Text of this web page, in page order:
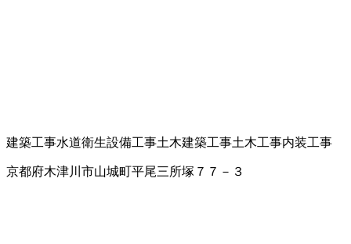
建築工事水道衛生設備工事土木建築工事土木工事内装工事
京都府木津川市山城町平尾三所塚７７－３